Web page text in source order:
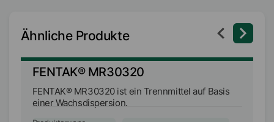
Ähnliche Produkte
FENTAK® MR30320
FENTAK® MR30320 ist ein Trennmittel auf Basis
einer Wachsdispersion.